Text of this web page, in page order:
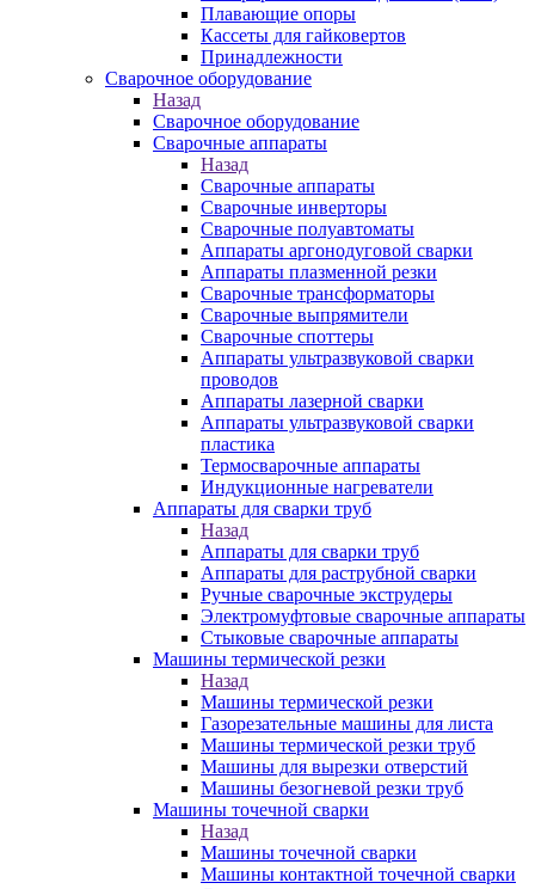
Плавающие опоры
Кассеты для гайковертов
Принадлежности
Сварочное оборудование
Назад
Сварочное оборудование
Сварочные аппараты
Назад
Сварочные аппараты
Сварочные инверторы
Сварочные полуавтоматы
Аппараты аргонодуговой сварки
Аппараты плазменной резки
Сварочные трансформаторы
Сварочные выпрямители
Сварочные споттеры
Аппараты ультразвуковой сварки
проводов
Аппараты лазерной сварки
Аппараты ультразвуковой сварки
пластика
Термосварочные аппараты
Индукционные нагреватели
Аппараты для сварки труб
Назад
Аппараты для сварки труб
Аппараты для раструбной сварки
Ручные сварочные экструдеры
Электромуфтовые сварочные аппараты
Стыковые сварочные аппараты
Машины термической резки
Назад
Машины термической резки
Газорезательные машины для листа
Машины термической резки труб
Машины для вырезки отверстий
Машины безогневой резки труб
Машины точечной сварки
Назад
Машины точечной сварки
Машины контактной точечной сварки